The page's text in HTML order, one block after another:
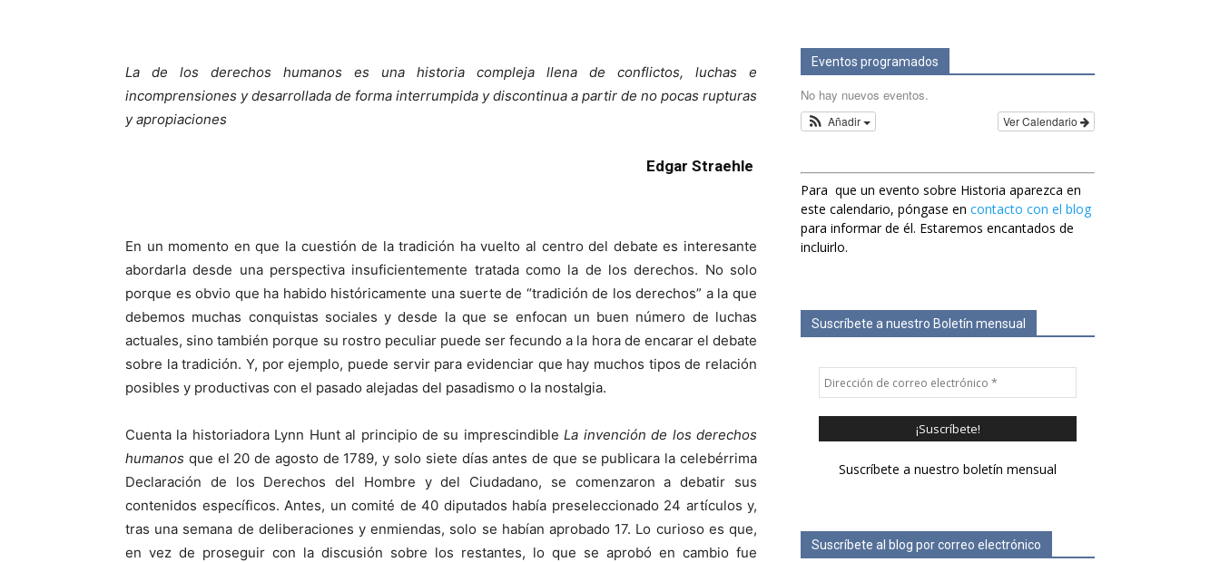
La de los derechos humanos es una historia compleja llena de conflictos, luchas e
incomprensiones y desarrollada de forma interrumpida y discontinua a partir de no pocas rupturas
y apropiaciones
Edgar Straehle
En un momento en que la cuestión de la tradición ha vuelto al centro del debate es interesante
abordarla desde una perspectiva insuficientemente tratada como la de los derechos. No solo
porque es obvio que ha habido históricamente una suerte de “tradición de los derechos” a la que
debemos muchas conquistas sociales y desde la que se enfocan un buen número de luchas
actuales, sino también porque su rostro peculiar puede ser fecundo a la hora de encarar el debate
sobre la tradición. Y, por ejemplo, puede servir para evidenciar que hay muchos tipos de relación
posibles y productivas con el pasado alejadas del pasadismo o la nostalgia.
Cuenta la historiadora Lynn Hunt al principio de su imprescindibleLa invención de los derechos
humanos que el 20 de agosto de 1789, y solo siete días antes de que se publicara la celebérrima
Declaración de los Derechos del Hombre y del Ciudadano, se comenzaron a debatir sus
contenidos específicos. Antes, un comité de 40 diputados había preseleccionado 24 artículos y,
tras una semana de deliberaciones y enmiendas, solo se habían aprobado 17. Lo curioso es que,
en vez de proseguir con la discusión sobre los restantes, lo que se aprobó en cambio fue
Eventos programados
No hay nuevos eventos.
Ver Calendario
Añadir
Para que un evento sobre Historia aparezca en
este calendario, póngase en contacto con el blog
para informar de él. Estaremos encantados de
incluirlo.
Suscríbete a nuestro Boletín mensual
Suscríbete a nuestro boletín mensual
Suscríbete al blog por correo electrónico